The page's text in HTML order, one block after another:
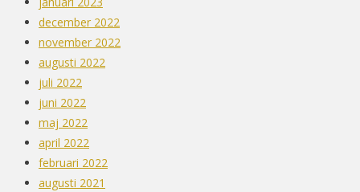
december 2022
november 2022
augusti 2022
juli 2022
juni 2022
maj 2022
april 2022
februari 2022
augusti 2021